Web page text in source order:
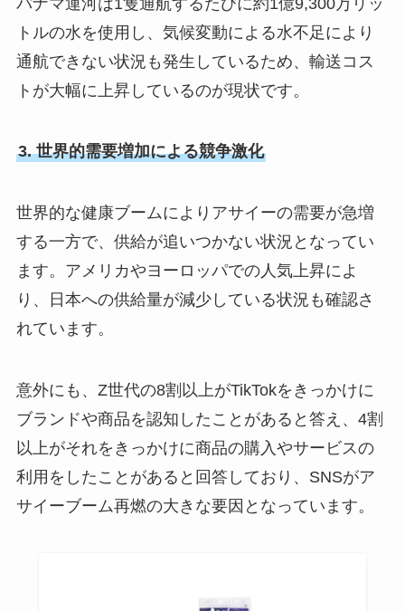
トルの水を使用し、気候変動による水不足により
通航できない状況も発生しているため、輸送コス
トが大幅に上昇しているのが現状です。
3. 世界的需要増加による競争激化
世界的な健康ブームによりアサイーの需要が急増
する一方で、供給が追いつかない状況となってい
ます。アメリカやヨーロッパでの人気上昇によ
り、日本への供給量が減少している状況も確認さ
れています。
意外にも、Z世代の8割以上がTikTokをきっかけに
ブランドや商品を認知したことがあると答え、4割
以上がそれをきっかけに商品の購入やサービスの
利用をしたことがあると回答しており、SNSがア
サイーブーム再燃の大きな要因となっています。